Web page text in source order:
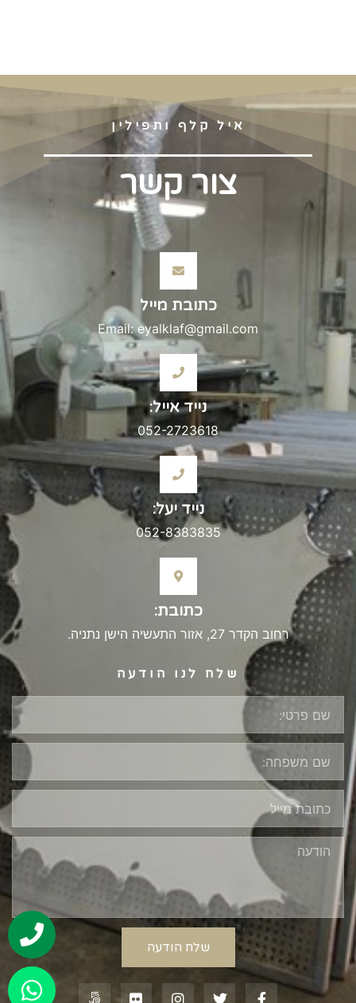
איל קלף ותפילין
צור קשר
כתובת מייל
Email: eyalklaf@gmail.com
נייד אייל:
052-2723618
נייד יעל:
052-8383835
כתובת:
רחוב הקדר 27, אזור התעשיה הישן נתניה.
שלח לנו הודעה
שלח הודעה